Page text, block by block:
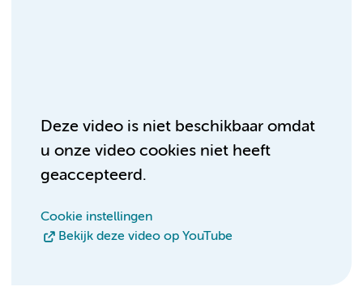
Deze video is niet beschikbaar omdat
u onze video cookies niet heeft
geaccepteerd.
Cookie instellingen
Bekijk deze video op YouTube